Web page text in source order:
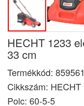
HECHT 1233
33 cm
Termékkód:
Cikkszám: HECHT
Polc: 60-5-5